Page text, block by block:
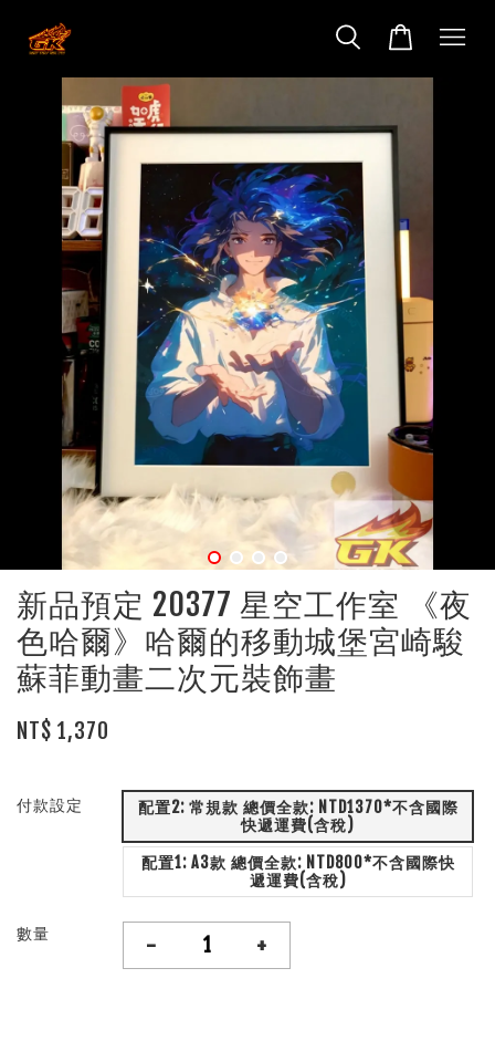
新品預定 20377 星空工作室 《夜
色哈爾》哈爾的移動城堡宮崎駿
蘇菲動畫二次元裝飾畫
NT$ 1,370
付款設定
配置2: 常規款 總價全款: NTD1370*不含國際
快遞運費(含稅)
配置1: A3款 總價全款: NTD800*不含國際快
遞運費(含稅)
數量 - +